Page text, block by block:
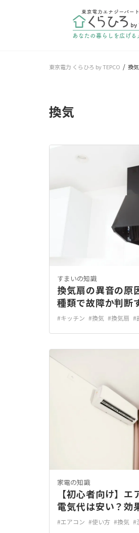
東京電力 くらひろ by TEPCO 換気
換気
すまいの知識
換気扇の異音の原
種類で故障か判断
#キッチン #換気 #換気扇 #
家電の知識
【初心者向け】
電気代は安い？効
#エアコン #使い方 #換気 #